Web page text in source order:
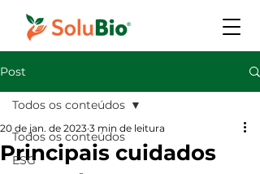
Post
Todos os conteúdos
ESG
Todos os conteúdos
Principais cuidados
20 de jan. de 2023 3 min de leitura